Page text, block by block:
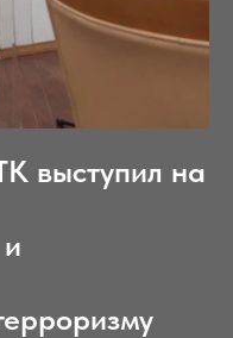
выступил на